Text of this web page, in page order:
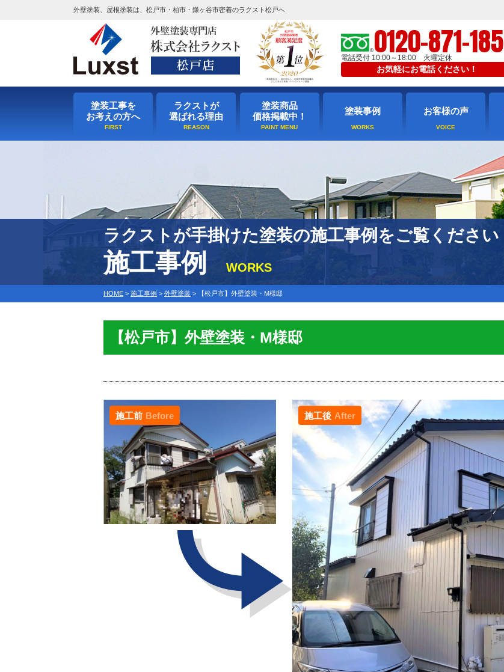
外壁塗装、屋根塗装は、松戸市・柏市・鎌ヶ谷市密着のラクスト松戸へ
0120-871-185
電話受付 10:00～18:00 火曜定休
お気軽にお電話ください！
塗装工事を
お考えの方へ
ラクストが
選ばれる理由
塗装商品
価格掲載中！
塗装事例 お客様の声
ラクストが手掛けた塗装の施工事例をご覧ください
施工事例 WORKS
HOME > 施工事例 > 外壁塗装 > 【松戸市】外壁塗装・М様邸
【松戸市】外壁塗装・М様邸
施工後 After
施工前 Before